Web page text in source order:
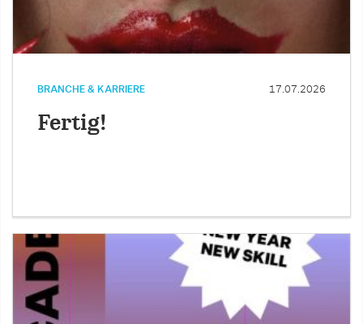
BRANCHE & KARRIERE 17.07.2026
Fertig!